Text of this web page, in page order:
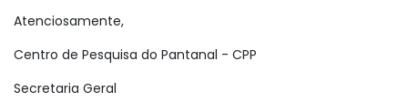
Atenciosamente,
Centro de Pesquisa do Pantanal - CPP
Secretaria Geral